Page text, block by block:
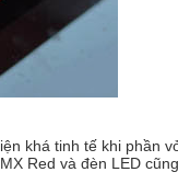
khá tinh tế khi phần
Red và đèn LED